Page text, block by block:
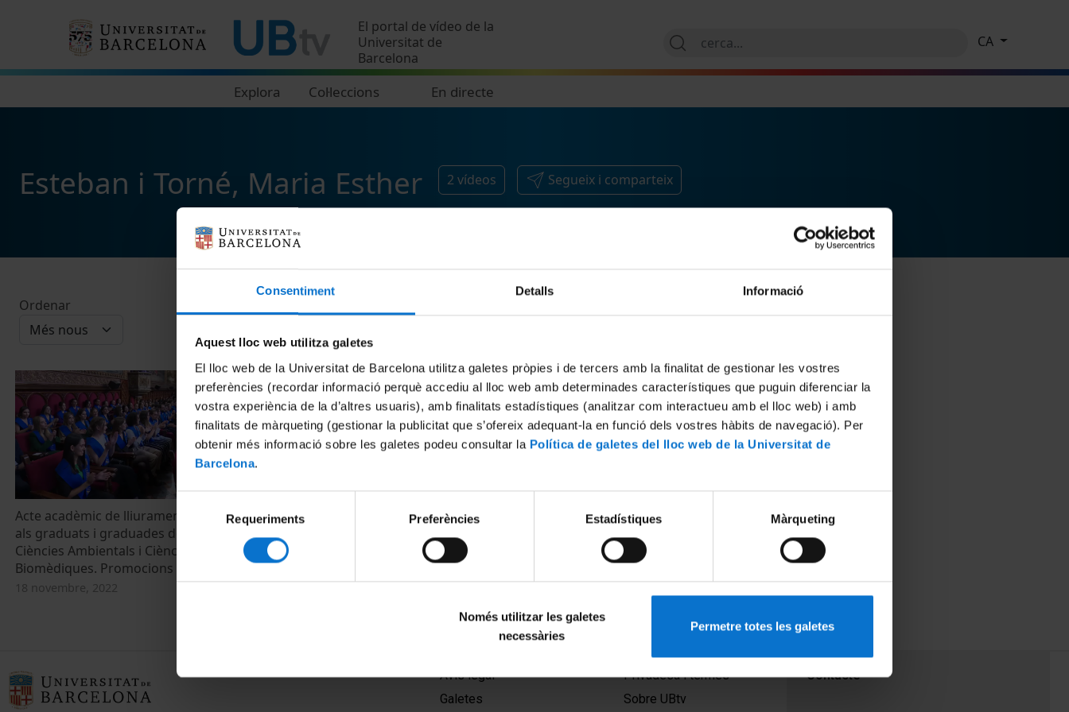
Consentiment Detalls Informació
Aquest lloc web utilitza galetes
El lloc web de la Universitat de Barcelona utilitza galetes pròpies i de tercers amb la finalitat de gestionar les vostres
preferències (recordar informació perquè accediu al lloc web amb determinades característiques que puguin diferenciar la
vostra experiència de la d’altres usuaris), amb finalitats estadístiques (analitzar com interactueu amb el lloc web) i amb
finalitats de màrqueting (gestionar la publicitat que s’ofereix adequant-la en funció dels vostres hàbits de navegació). Per
obtenir més informació sobre les galetes podeu consultar la Política de galetes del lloc web de la Universitat de
Barcelona.
Selecció
consentiment
Requeriments Preferències Estadístiques Màrqueting
Només utilitzar les galetes
necessàries
Permetre totes les galetes
El portal de vídeo de la
Universitat de
Barcelona
Explora Col·leccions En directe
CA
Esteban i Torné, Maria Esther 2 vídeos Segueix i comparteix
Ordenar
Acte acadèmic de lliurament de diplomes
als graduats i graduades del Grau en
Ciències Ambientals i Ciències
Biomèdiques. Promocions 2018-2022
18 novembre, 2022
Acte de Graduació. Facultat de Biologia.
Grau en Ciències Ambientals i Grau en
Ciències Biomèdiques
Avís legal
Galetes
Privadesa i termes
Sobre UBtv
Contacte